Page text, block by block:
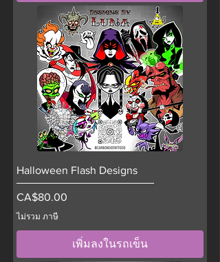
Halloween Flash Designs
ราคา
CA$80.00
ไม่รวม ภาษี
เพิ่มลงในรถเข็น